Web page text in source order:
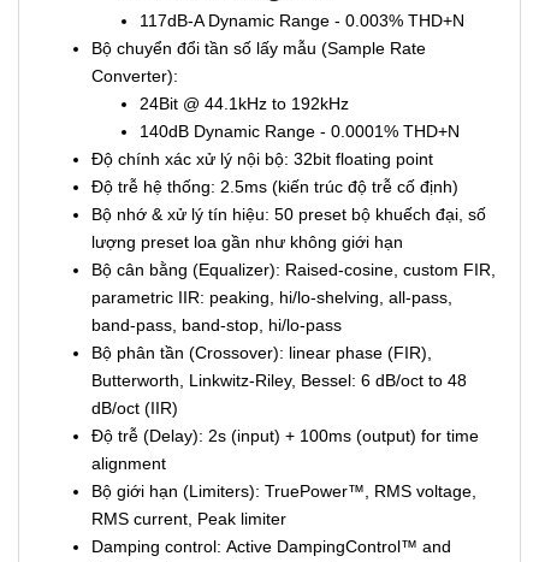
117dB-A Dynamic Range - 0.003% THD+N
Bộ chuyển đổi tần số lấy mẫu (Sample Rate
Converter):
24Bit @ 44.1kHz to 192kHz
140dB Dynamic Range - 0.0001% THD+N
Độ chính xác xử lý nội bộ: 32bit floating point
Độ trễ hệ thống: 2.5ms (kiến trúc độ trễ cố định)
Bộ nhớ & xử lý tín hiệu: 50 preset bộ khuếch đại, số
lượng preset loa gần như không giới hạn
Bộ cân bằng (Equalizer): Raised-cosine, custom FIR,
parametric IIR: peaking, hi/lo-shelving, all-pass,
band-pass, band-stop, hi/lo-pass
Bộ phân tần (Crossover): linear phase (FIR),
Butterworth, Linkwitz-Riley, Bessel: 6 dB/oct to 48
dB/oct (IIR)
Độ trễ (Delay): 2s (input) + 100ms (output) for time
alignment
Bộ giới hạn (Limiters): TruePower™, RMS voltage,
RMS current, Peak limiter
Damping control: Active DampingControl™ and